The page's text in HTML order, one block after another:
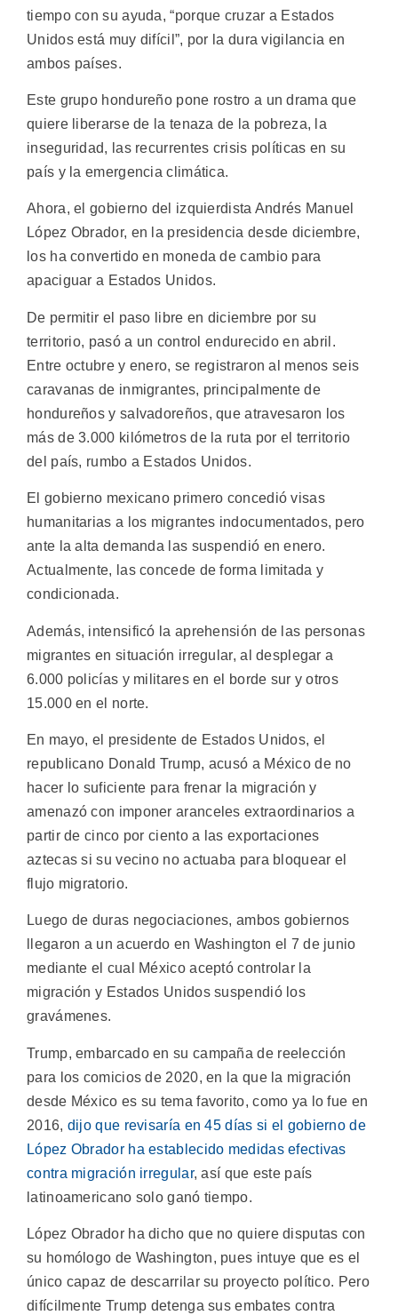
tiempo con su ayuda, “porque cruzar a Estados
Unidos está muy difícil”, por la dura vigilancia en
ambos países.
Este grupo hondureño pone rostro a un drama que
quiere liberarse de la tenaza de la pobreza, la
inseguridad, las recurrentes crisis políticas en su
país y la emergencia climática.
Ahora, el gobierno del izquierdista Andrés Manuel
López Obrador, en la presidencia desde diciembre,
los ha convertido en moneda de cambio para
apaciguar a Estados Unidos.
De permitir el paso libre en diciembre por su
territorio, pasó a un control endurecido en abril.
Entre octubre y enero, se registraron al menos seis
caravanas de inmigrantes, principalmente de
hondureños y salvadoreños, que atravesaron los
más de 3.000 kilómetros de la ruta por el territorio
del país, rumbo a Estados Unidos.
El gobierno mexicano primero concedió visas
humanitarias a los migrantes indocumentados, pero
ante la alta demanda las suspendió en enero.
Actualmente, las concede de forma limitada y
condicionada.
Además, intensificó la aprehensión de las personas
migrantes en situación irregular, al desplegar a
6.000 policías y militares en el borde sur y otros
15.000 en el norte.
En mayo, el presidente de Estados Unidos, el
republicano Donald Trump, acusó a México de no
hacer lo suficiente para frenar la migración y
amenazó con imponer aranceles extraordinarios a
partir de cinco por ciento a las exportaciones
aztecas si su vecino no actuaba para bloquear el
flujo migratorio.
Luego de duras negociaciones, ambos gobiernos
llegaron a un acuerdo en Washington el 7 de junio
mediante el cual México aceptó controlar la
migración y Estados Unidos suspendió los
gravámenes.
Trump, embarcado en su campaña de reelección
para los comicios de 2020, en la que la migración
desde México es su tema favorito, como ya lo fue en
2016, dijo que revisaría en 45 días si el gobierno de
López Obrador ha establecido medidas efectivas
contra migración irregular, así que este país
latinoamericano solo ganó tiempo.
López Obrador ha dicho que no quiere disputas con
su homólogo de Washington, pues intuye que es el
único capaz de descarrilar su proyecto político. Pero
difícilmente Trump detenga sus embates contra